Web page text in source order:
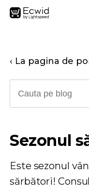
‹ La pagina de
Sezonul
Este sezonul
sărbători!